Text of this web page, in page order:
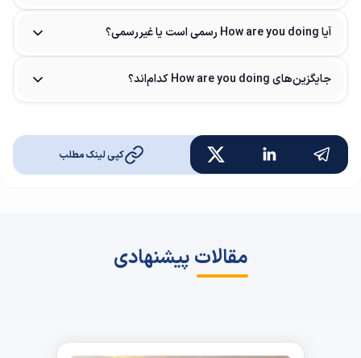
آیا How are you doing رسمی است یا غیررسمی؟
جایگزین‌های How are you doing کدام‌اند؟
کپی لینک مطلب
مقالات پیشنهادی